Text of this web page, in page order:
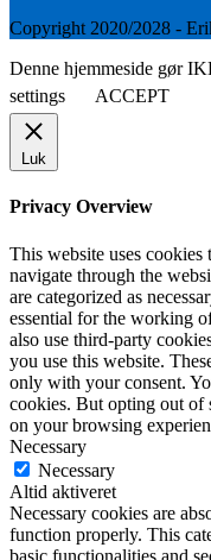
Copyright 2020/2028 -
Denne hjemmeside gør
settings
ACCEPT
Luk
Privacy Overview
This website uses
navigate through the
are categorized as
essential for the working
also use third-party
you use this website.
only with your consent.
cookies. But opting out of
on your browsing
Necessary
Necessary
Altid aktiveret
Necessary cookies are
function properly. This
basic functionalities and